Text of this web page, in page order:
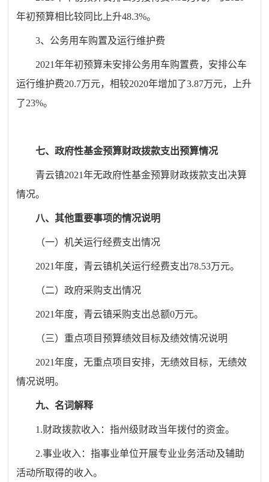
年初预算相比较同比上升48.3%。
3、公务用车购置及运行维护费
2021年年初预算未安排公务用车购置费，安排公车
运行维护费20.7万元，相较2020年增加了3.87万元，上升
了23%。
七、政府性基金预算财政拨款支出预算情况
青云镇2021年无政府性基金预算财政拨款支出决算
情况。
八、其他重要事项的情况说明
（一）机关运行经费支出情况
2021年度，青云镇机关运行经费支出78.53万元。
（二）政府采购支出情况
2021年度，青云镇采购支出总额0万元。
（三）重点项目预算绩效目标及绩效情况说明
2021年度，无重点项目安排，无绩效目标，无绩效
情况说明。
九、名词解释
1.财政拨款收入：指州级财政当年拨付的资金。
2.事业收入：指事业单位开展专业业务活动及辅助
活动所取得的收入。